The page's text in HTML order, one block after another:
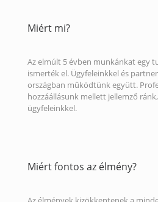
Miért mi?
Az elmúlt 5 évben munkánkat egy
ismerték el. Ügyfeleinkkel és
országban működtünk együtt.
hozzáállásunk mellett jellemző
ügyfeleinkkel.
Miért fontos az élmény?